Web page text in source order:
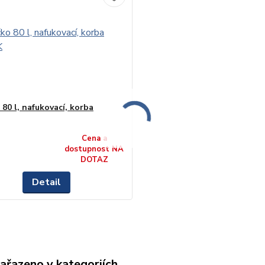
l, nafukovací, korba
Cena a
dostupnost NA
DOTAZ
Detail